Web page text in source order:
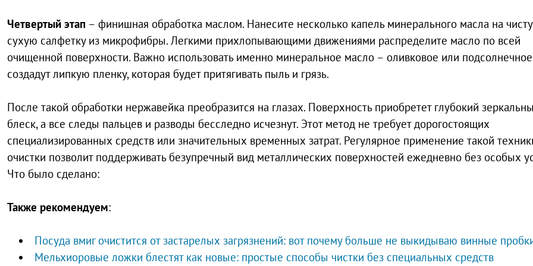
Четвертый этап – финишная обработка маслом. Нанесите несколько капель минерального масла на
сухую салфетку из микрофибры. Легкими прихлопывающими движениями распределите масло по всей
очищенной поверхности. Важно использовать именно минеральное масло – оливковое или подсолнечное
создадут липкую пленку, которая будет притягивать пыль и грязь.
После такой обработки нержавейка преобразится на глазах. Поверхность приобретет глубокий
блеск, а все следы пальцев и разводы бесследно исчезнут. Этот метод не требует дорогостоящих
специализированных средств или значительных временных затрат. Регулярное применение такой
очистки позволит поддерживать безупречный вид металлических поверхностей ежедневно без особых
Что было сделано:
Также рекомендуем:
Посуда вмиг очистится от застарелых загрязнений: вот почему больше не выкидываю винные
Мельхиоровые ложки блестят как новые: простые способы чистки без специальных средств